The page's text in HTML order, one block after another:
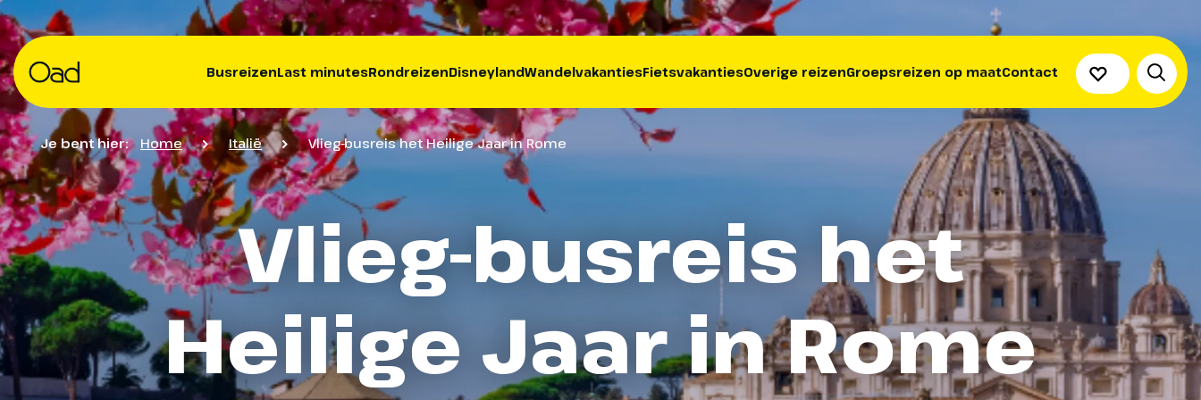
BusreizenLast minutesRondreizenDisneylandWandelvakantiesFietsvakantiesOverige reizenGroepsreizen op maatContact
Je bent hier: Home Italië Vlieg-busreis het Heilige Jaar in Rome
Vlieg-busreis het
Heilige Jaar in Rome